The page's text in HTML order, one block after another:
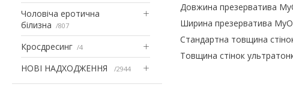
Чоловіча еротична
білизна
807
Кросдресинг 4
НОВІ НАДХОДЖЕННЯ 2944
Довжина презерватива
Ширина презерватива
Стандартна товщина
Товщина стінок